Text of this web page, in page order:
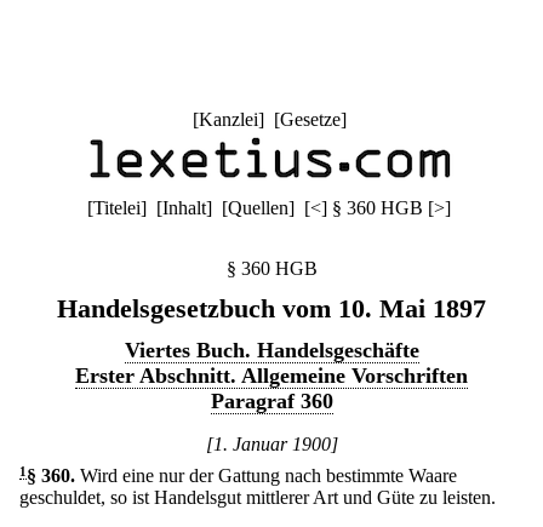
[Kanzlei] [Gesetze]
[Titelei] [Inhalt] [Quellen] [<] § 360 HGB [>]
§ 360 HGB
Handelsgesetzbuch vom 10. Mai 1897
Viertes Buch. Handelsgeschäfte
Erster Abschnitt. Allgemeine Vorschriften
Paragraf 360
[1. Januar 1900]
1 § 360. Wird eine nur der Gattung nach bestimmte Waare
geschuldet, so ist Handelsgut mittlerer Art und Güte zu leisten.